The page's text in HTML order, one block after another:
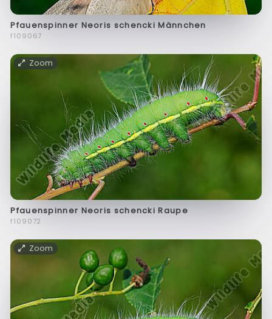
Pfauenspinner Neoris schencki Männchen
f109067
Zoom
Pfauenspinner Neoris schencki Raupe
f109072
Zoom